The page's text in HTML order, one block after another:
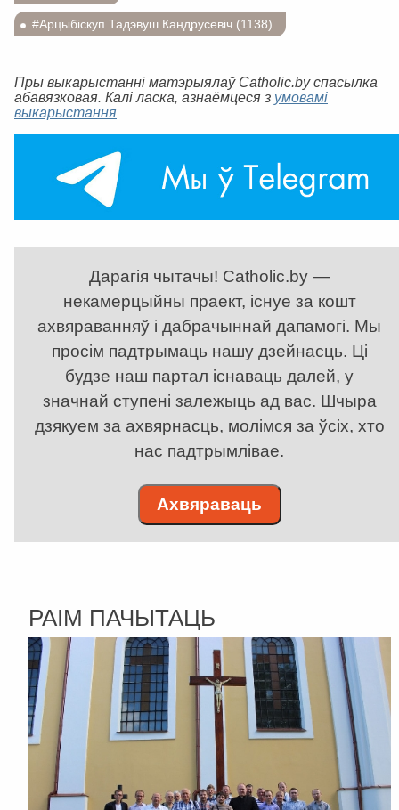
#Арцыбіскуп Тадэвуш Кандрусевіч (1138)
Пры выкарыстанні матэрыялаў Catholic.by спасылка
абавязковая. Калі ласка, азнаёмцеся з умовамі
выкарыстання
Дарагія чытачы! Catholic.by —
некамерцыйны праект, існуе за кошт
ахвяраванняў і дабрачыннай дапамогі. Мы
просім падтрымаць нашу дзейнасць. Ці
будзе наш партал існаваць далей, у
значнай ступені залежыць ад вас. Шчыра
дзякуем за ахвярнасць, молімся за ўсіх, хто
нас падтрымлівае.
Ахвяраваць
РАІМ ПАЧЫТАЦЬ